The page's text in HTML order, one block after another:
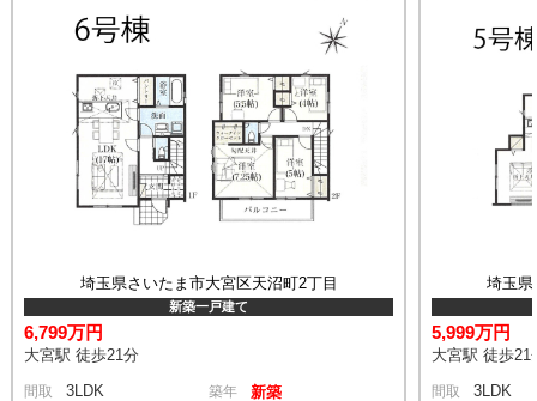
埼玉県さいたま市大宮区天沼町2丁目
新築一戸建て
6,799万円
大宮駅 徒歩21分
間取 3LDK 築年 新築
埼玉県
5,999万円
大宮駅 徒歩21
間取 3LDK